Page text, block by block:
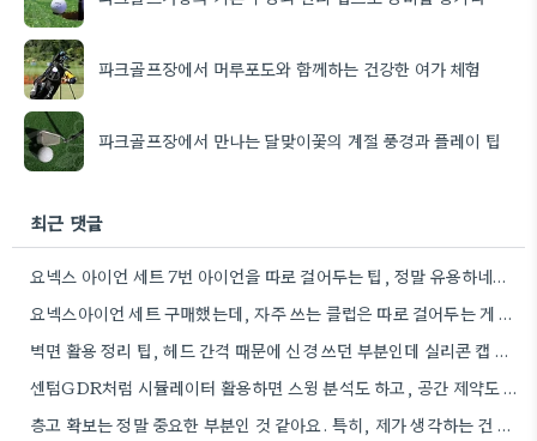
파크골프장에서 머루포도와 함께하는 건강한 여가 체험
파크골프장에서 만나는 달맞이꽃의 계절 풍경과 플레이 팁
최근 댓글
요넥스 아이언 세트 7번 아이언을 따로 걸어두는 팁, 정말 유용하네요. 제가 믹스 아이언 세트를 가지고…
요넥스아이언 세트 구매했는데, 자주 쓰는 클럽은 따로 걸어두는 게 좋은 팁이네요. 특히 퍼터는 헤드 커버를…
벽면 활용 정리 팁, 헤드 간격 때문에 신경 쓰던 부분인데 실리콘 캡 추천하셔서 참고해야겠네요.
센텀GDR처럼 시뮬레이터 활용하면 스윙 분석도 하고, 공간 제약도 어느 정도 보완할 수 있겠네요.
층고 확보는 정말 중요한 부분인 것 같아요. 특히, 제가 생각하는 건 타석 주변에 골퍼가 움직일…